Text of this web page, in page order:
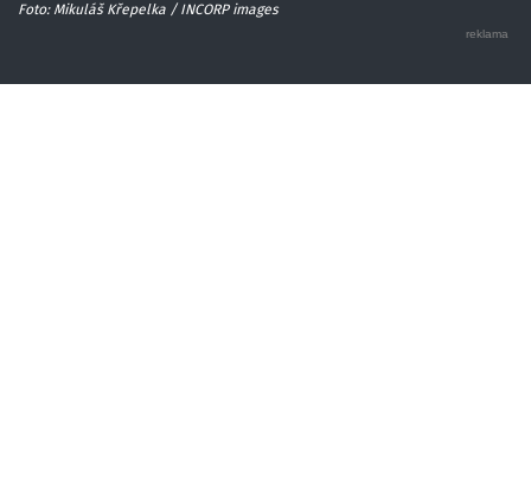
Foto: Mikuláš Křepelka / INCORP images